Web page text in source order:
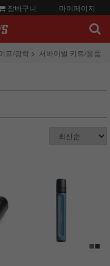
장바구니 마이페이지
프/광학 서바이벌 키트/용품